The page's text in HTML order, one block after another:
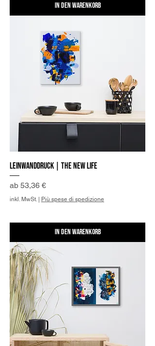
In den Warenkorb
Leinwanddruck | The New Life
ab 53,36 €
Sale-Preis
inkl. MwSt. | Più spese di spedizione
In den Warenkorb